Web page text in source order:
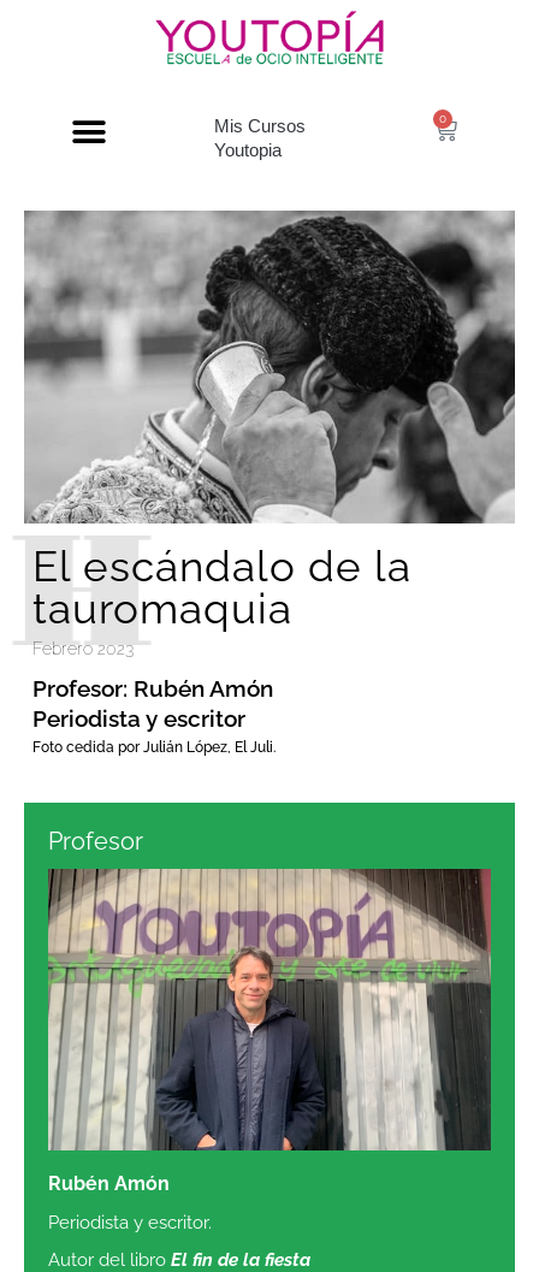
Mis Cursos
Youtopia
0
El escándalo de la
tauromaquia
Febrero 2023
Profesor: Rubén Amón
Periodista y escritor
Foto cedida por Julián López, El Juli.
Profesor
Rubén Amón
Periodista y escritor.
Autor del libro El fin de la fiesta